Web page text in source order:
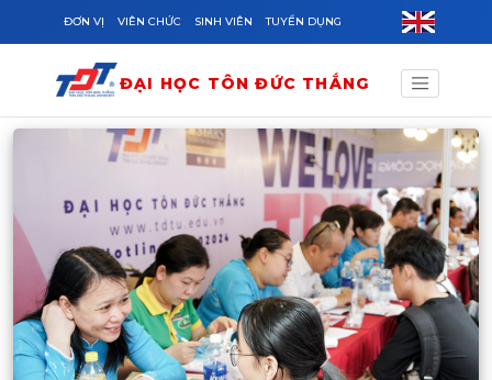
Skip to main content
ĐƠN VỊ VIÊN CHỨC SINH VIÊN TUYỂN DỤNG
ĐẠI HỌC TÔN ĐỨC THẮNG